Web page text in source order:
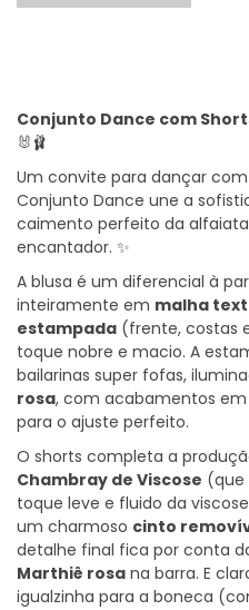
Conjunto Dance com
🐰🩰
Um convite para dançar
Conjunto Dance une a
caimento perfeito da
encantador. ✨
A blusa é um diferencial à
inteiramente em malha
estampada (frente, costas
toque nobre e macio. A
bailarinas super fofas,
rosa, com acabamentos em
para o ajuste perfeito.
O shorts completa a
Chambray de Viscose (que
toque leve e fluido da
um charmoso cinto remov
detalhe final fica por conta
Marthiê rosa na barra. E
igualzinha para a boneca